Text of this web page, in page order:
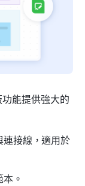
能提供強大的
接線，適用於
。